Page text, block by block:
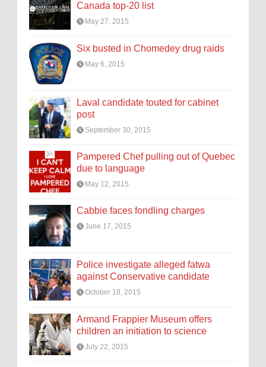
Canada top-20 list
May 27, 2015
Six busted in Chomedey drug raids
May 6, 2015
Laval candidate touted for cabinet
post
September 30, 2015
Pampered Chef pulling out of Quebec
due to language
May 12, 2015
Cabbie faces fondling charges
June 17, 2015
Police investigate alleged fatwa
against Conservative candidate
October 18, 2015
Armand Frappier Museum offers
children an initiation to science
July 22, 2015